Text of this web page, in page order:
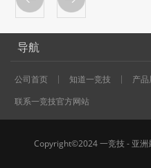
导航
公司首页 知道一竞技 产
联系一竞技官方网站
Copyright©2024 一竞技 - 亚洲